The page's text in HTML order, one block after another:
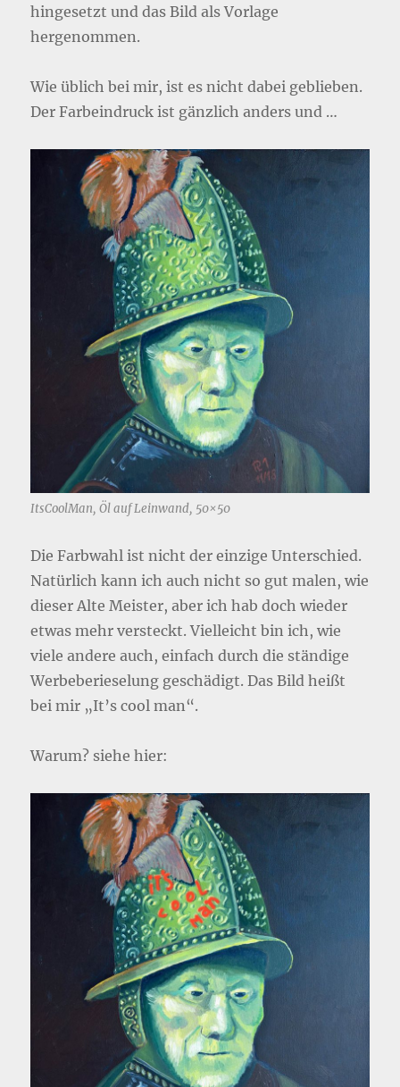
hingesetzt und das Bild als Vorlage
hergenommen.
Wie üblich bei mir, ist es nicht dabei geblieben.
Der Farbeindruck ist gänzlich anders und …
ItsCoolMan, Öl auf Leinwand, 50×50
Die Farbwahl ist nicht der einzige Unterschied.
Natürlich kann ich auch nicht so gut malen, wie
dieser Alte Meister, aber ich hab doch wieder
etwas mehr versteckt. Vielleicht bin ich, wie
viele andere auch, einfach durch die ständige
Werbeberieselung geschädigt. Das Bild heißt
bei mir „It’s cool man“.
Warum? siehe hier: